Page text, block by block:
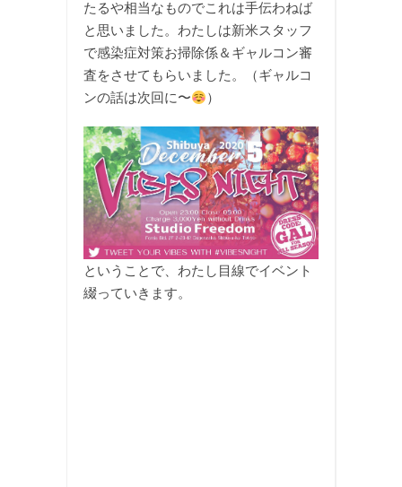
たるや相当なものでこれは手伝わねば
と思いました。わたしは新米スタッフ
で感染症対策お掃除係＆ギャルコン審
査をさせてもらいました。（ギャルコ
ンの話は次回に〜
）
ということで、わたし目線でイベント
綴っていきます。